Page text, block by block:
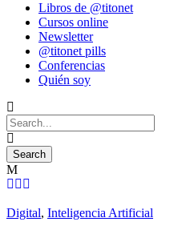
Libros de @titonet
Cursos online
Newsletter
@titonet pills
Conferencias
Quién soy
Digital, Inteligencia Artificial